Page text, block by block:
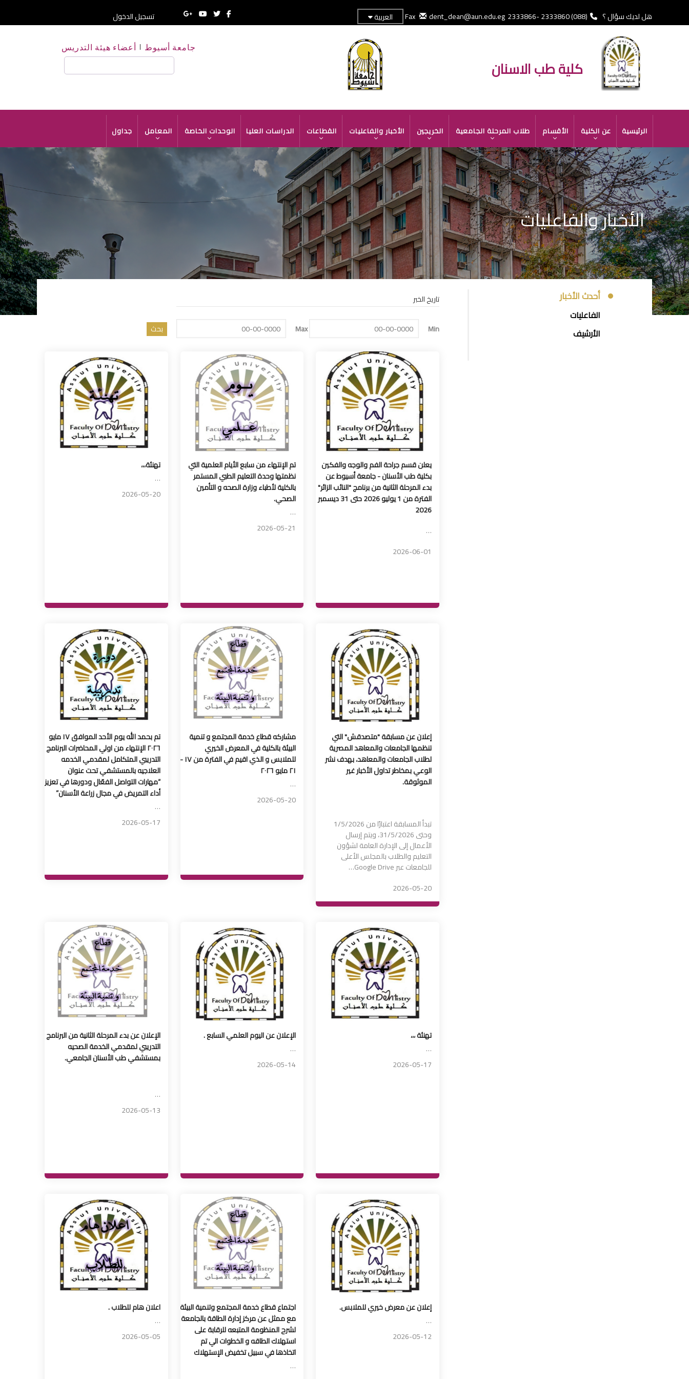
المحتوى
هل لديك سؤال ؟ (088) 2333860 -2333866 Fax
dent_dean@aun.edu.eg العربية تسجيل الدخول
كلية طب الاسنان
جامعة أسيوط أعضاء هيئة التدريس
بحث
NAVIGATION
الرئيسية عن الكلية الأقسام طلاب المرحلة الجامعية الخريجين الأخبار والفاعليات القطاعات الدراسات العليا الوحدات الخاصة المعامل جداول
الأخبار والفاعليات
تاريخ الخبر
Min
Max
يعلن قسم جراحة الفم والوجه والفكين
بكلية طب الأسنان - جامعة أسيوط عن
بدء المرحلة الثانية من برنامج "النائب الزائر"
الفترة من 1 يوليو 2026 حتى 31 ديسمبر
2026
…
2026-06-01
تم الإنتهاء من سابع الأيام العلمية التي
نظمتها وحدة التعليم الطبي المستمر
بالكلية لأطباء وزارة الصحه و التأمين
الصحي.
…
2026-05-21
تهنئة،،،
…
2026-05-20
إعلان عن مسابقة "متصدقش" التي
تنظمها الجامعات والمعاهد المصرية
لطلاب الجامعات والمعاهد، بهدف نشر
الوعي بمخاطر تداول الأخبار غير
الموثوقة.
للجامعات عبر Google Drive…
2026-05-20
مشاركه قطاع خدمة المجتمع و تنمية
البيئة بالكلية في المعرض الخيري
للملابس و الذي اقيم في الفترة من ١٧ -
٢١ مايو ٢٠٢٦
…
2026-05-20
تم بحمد الله يوم الأحد الموافق ١٧ مايو
٢٠٢٦ الإنتهاء من اولي المحاضرات البرنامج
التدريبي المتكامل لمقدمي الخدمه
العلاجيه بالمستشفي تحت عنوان
“مهارات التواصل الفعّال ودورها في تعزيز
أداء التمريض في مجال زراعة الأسنان”
…
2026-05-17
تهنئة ،،،
…
2026-05-17
الإعلان عن اليوم العلمي السابع .
…
2026-05-14
الإعلان عن بدء المرحلة الثانية من البرنامج
التدريبي لمقدمي الخدمة الصحيه
بمستشفي طب الأسنان الجامعي.
…
2026-05-13
إعلان عن معرض خيري للملابس.
…
2026-05-12
اجتماع قطاع خدمة المجتمع وتنمية البيئة
مع ممثل عن مركز إدارة الطاقة بالجامعة
لشرح المنظومة المتبعه للرقابة على
استهلاك الطاقه و الخطوات الي تم
اتخاذها في سبيل تخفيض الإستهلاك
…
اعلان هام للطلاب .
…
2026-05-05
EVENTS أحدث الأخبار
الفاعليات
الأرشيف